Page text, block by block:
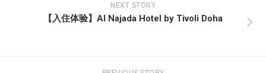
NEXT STORY
【入住体验】Al Najada Hotel by Tivoli Doha